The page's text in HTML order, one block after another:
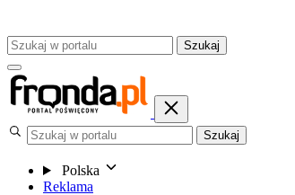
Szukaj
Szukaj
Polska
Reklama